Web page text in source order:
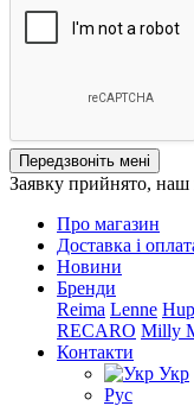
Передзвоніть мені
Заявку прийнято, наш
Про магазин
Доставка і
Новини
Бренди
Reima Lenne
RECARO Milly
Контакти
Укр
Рус